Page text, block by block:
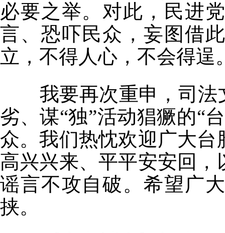
必要之举。对此，民进
言、恐吓民众，妄图借
立，不得人心，不会得逞
我要再次重申，司法
劣、谋“独”活动猖獗的“
众。我们热忱欢迎广大
高兴兴来、平平安安回
谣言不攻自破。希望广
挟。